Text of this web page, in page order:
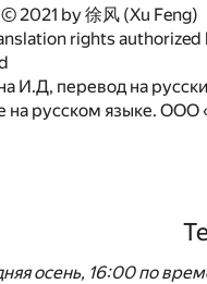
2021 by 徐风 (Xu Feng)
rights
И.Д, перевод на
на русском языке. ООО
осень, 16:00 по